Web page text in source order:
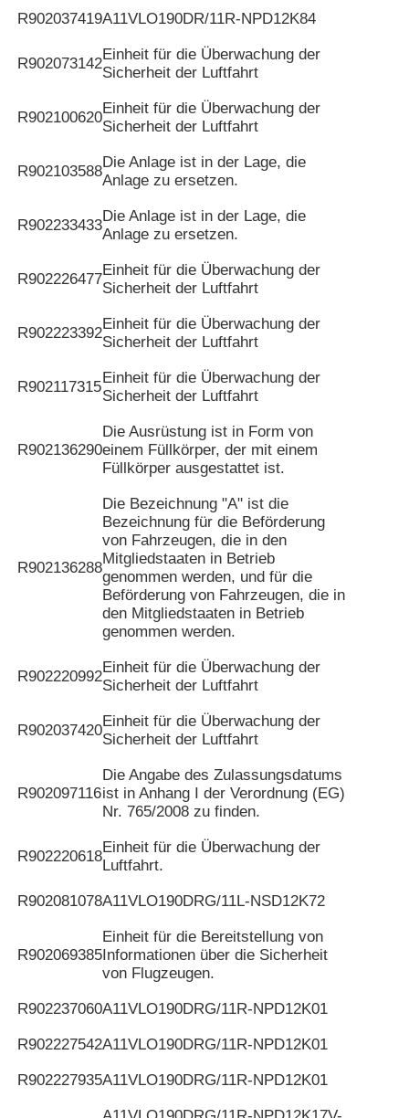
R902037419A11VLO190DR/11R-NPD12K84
R902073142
Einheit für die Überwachung der
Sicherheit der Luftfahrt
R902100620
Einheit für die Überwachung der
Sicherheit der Luftfahrt
R902103588
Die Anlage ist in der Lage, die
Anlage zu ersetzen.
R902233433
Die Anlage ist in der Lage, die
Anlage zu ersetzen.
R902226477
Einheit für die Überwachung der
Sicherheit der Luftfahrt
R902223392
Einheit für die Überwachung der
Sicherheit der Luftfahrt
R902117315
Einheit für die Überwachung der
Sicherheit der Luftfahrt
R902136290
Die Ausrüstung ist in Form von
einem Füllkörper, der mit einem
Füllkörper ausgestattet ist.
R902136288
Die Bezeichnung "A" ist die
Bezeichnung für die Beförderung
von Fahrzeugen, die in den
Mitgliedstaaten in Betrieb
genommen werden, und für die
Beförderung von Fahrzeugen, die in
den Mitgliedstaaten in Betrieb
genommen werden.
R902220992
Einheit für die Überwachung der
Sicherheit der Luftfahrt
R902037420
Einheit für die Überwachung der
Sicherheit der Luftfahrt
R902097116
Die Angabe des Zulassungsdatums
ist in Anhang I der Verordnung (EG)
Nr. 765/2008 zu finden.
R902220618
Einheit für die Überwachung der
Luftfahrt.
R902081078A11VLO190DRG/11L-NSD12K72
R902069385
Einheit für die Bereitstellung von
Informationen über die Sicherheit
von Flugzeugen.
R902237060A11VLO190DRG/11R-NPD12K01
R902227542A11VLO190DRG/11R-NPD12K01
R902227935A11VLO190DRG/11R-NPD12K01